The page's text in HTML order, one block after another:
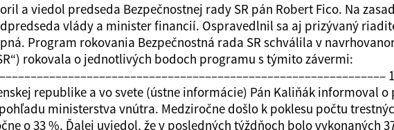
a viedol predseda Bezpečnostnej rady SR pán Robert Fico. Na
vlády a minister financií. Ospravedlnil sa aj prizývaný
Program rokovania Bezpečnostná rada SR schválila v
rokovala o jednotlivých bodoch programu s týmito závermi:
republike a vo svete (ústne informácie) Pán Kaliňák informoval
ministerstva vnútra. Medziročne došlo k poklesu počtu
o 33 %. Ďalej uviedol, že v posledných týždňoch bolo vykonaných